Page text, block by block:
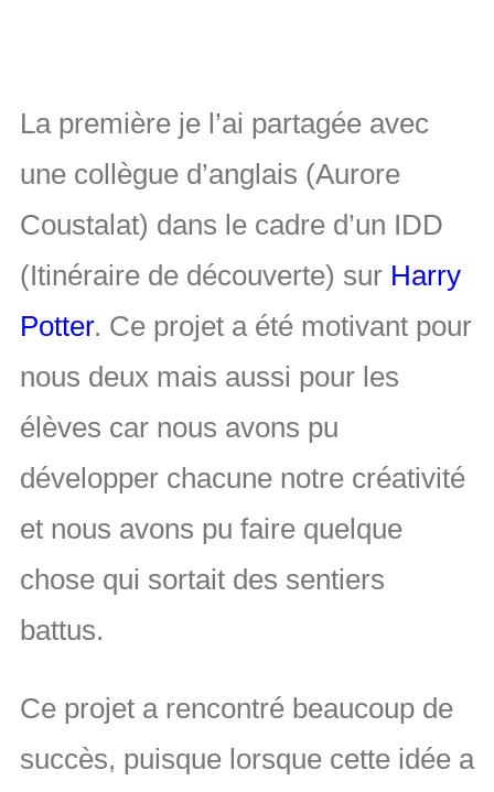
La première je l’ai partagée avec
une collègue d’anglais (Aurore
Coustalat) dans le cadre d’un IDD
(Itinéraire de découverte) sur Harry
Potter. Ce projet a été motivant pour
nous deux mais aussi pour les
élèves car nous avons pu
développer chacune notre créativité
et nous avons pu faire quelque
chose qui sortait des sentiers
battus.
Ce projet a rencontré beaucoup de
succès, puisque lorsque cette idée a